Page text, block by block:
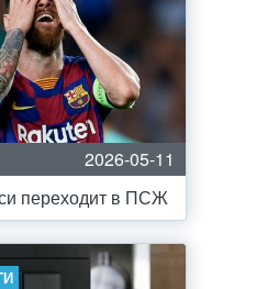
2026-05-11
переходит в ПСЖ